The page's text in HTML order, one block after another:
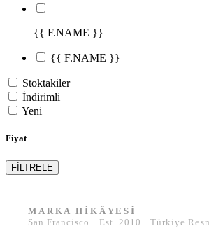
{{ F.NAME }}
{{ F.NAME }}
Stoktakiler
İndirimli
Yeni
Fiyat
FİLTRELE
MARKA HIKÂYESI
San Francisco · Est. 2010 · Türkiye